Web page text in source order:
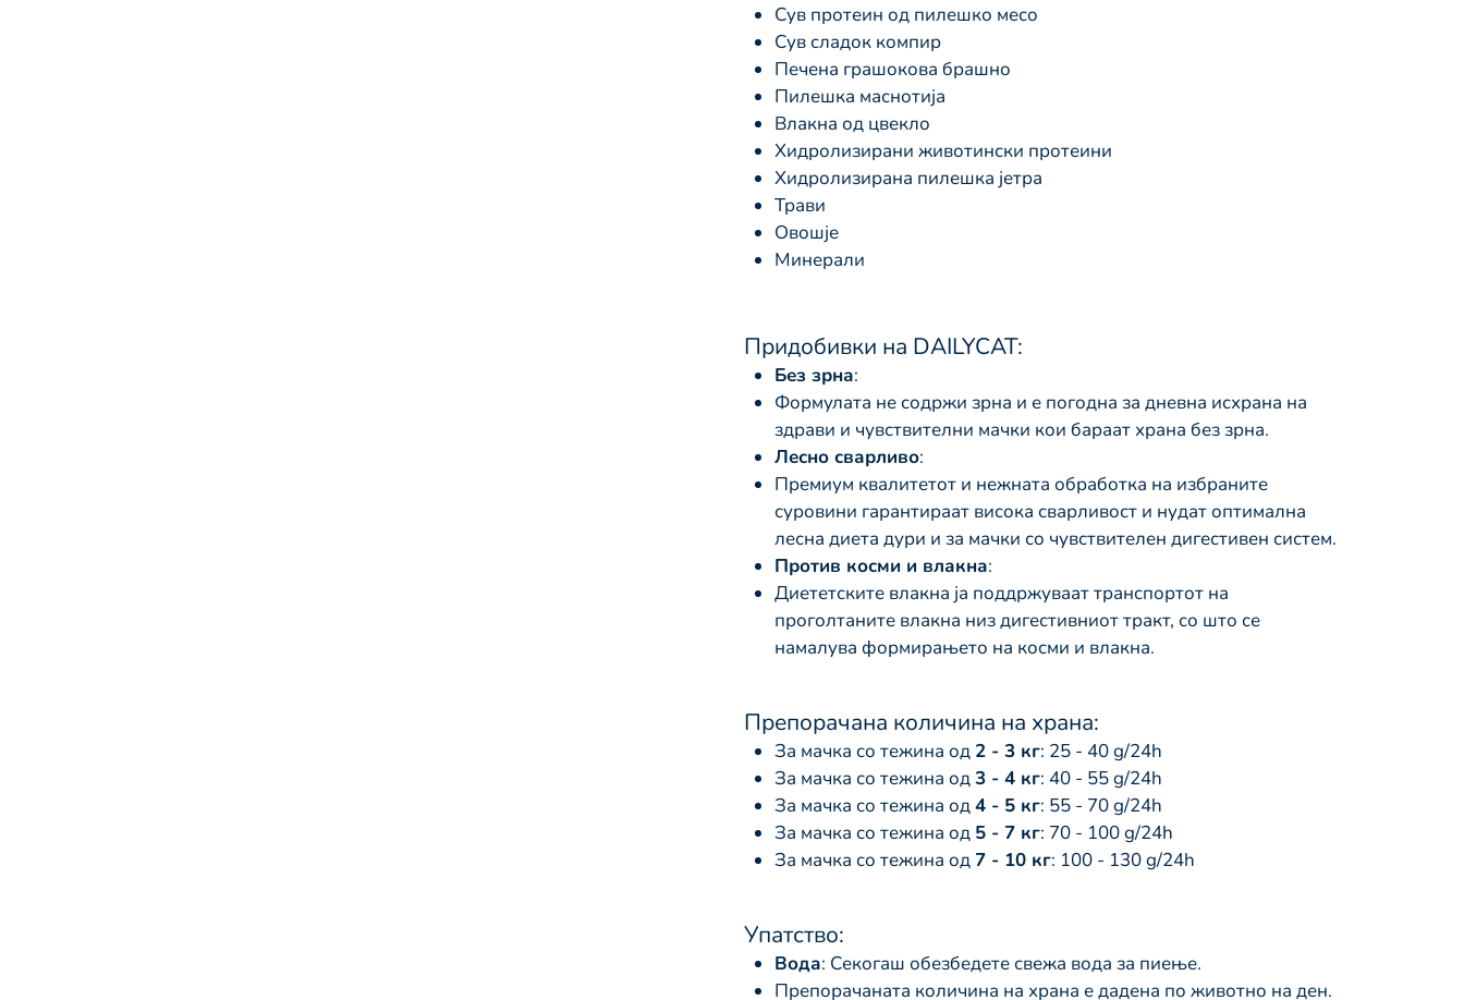
Сув протеин од пилешко месо
Сув сладок компир
Печена грашокова брашно
Пилешка маснотија
Влакна од цвекло
Хидролизирани животински протеини
Хидролизирана пилешка јетра
Трави
Овошје
Минерали
Придобивки на DAILYCAT:
Без зрна:
Формулата не содржи зрна и е погодна за дневна исхрана на
здрави и чувствителни мачки кои бараат храна без зрна.
Лесно сварливо:
Премиум квалитетот и нежната обработка на избраните
суровини гарантираат висока сварливост и нудат оптимална
лесна диета дури и за мачки со чувствителен дигестивен систем.
Против косми и влакна:
Диететските влакна ја поддржуваат транспортот на
проголтаните влакна низ дигестивниот тракт, со што се
намалува формирањето на косми и влакна.
Препорачана количина на храна:
За мачка со тежина од 2 - 3 кг: 25 - 40 g/24h
За мачка со тежина од3 - 4 кг: 40 - 55 g/24h
За мачка со тежина од4 - 5 кг: 55 - 70 g/24h
За мачка со тежина од 5 - 7 кг: 70 - 100 g/24h
За мачка со тежина од 7 - 10 кг: 100 - 130 g/24h
Упатство:
Вода: Секогаш обезбедете свежа вода за пиење.
Препорачаната количина на храна е дадена по животно на ден.